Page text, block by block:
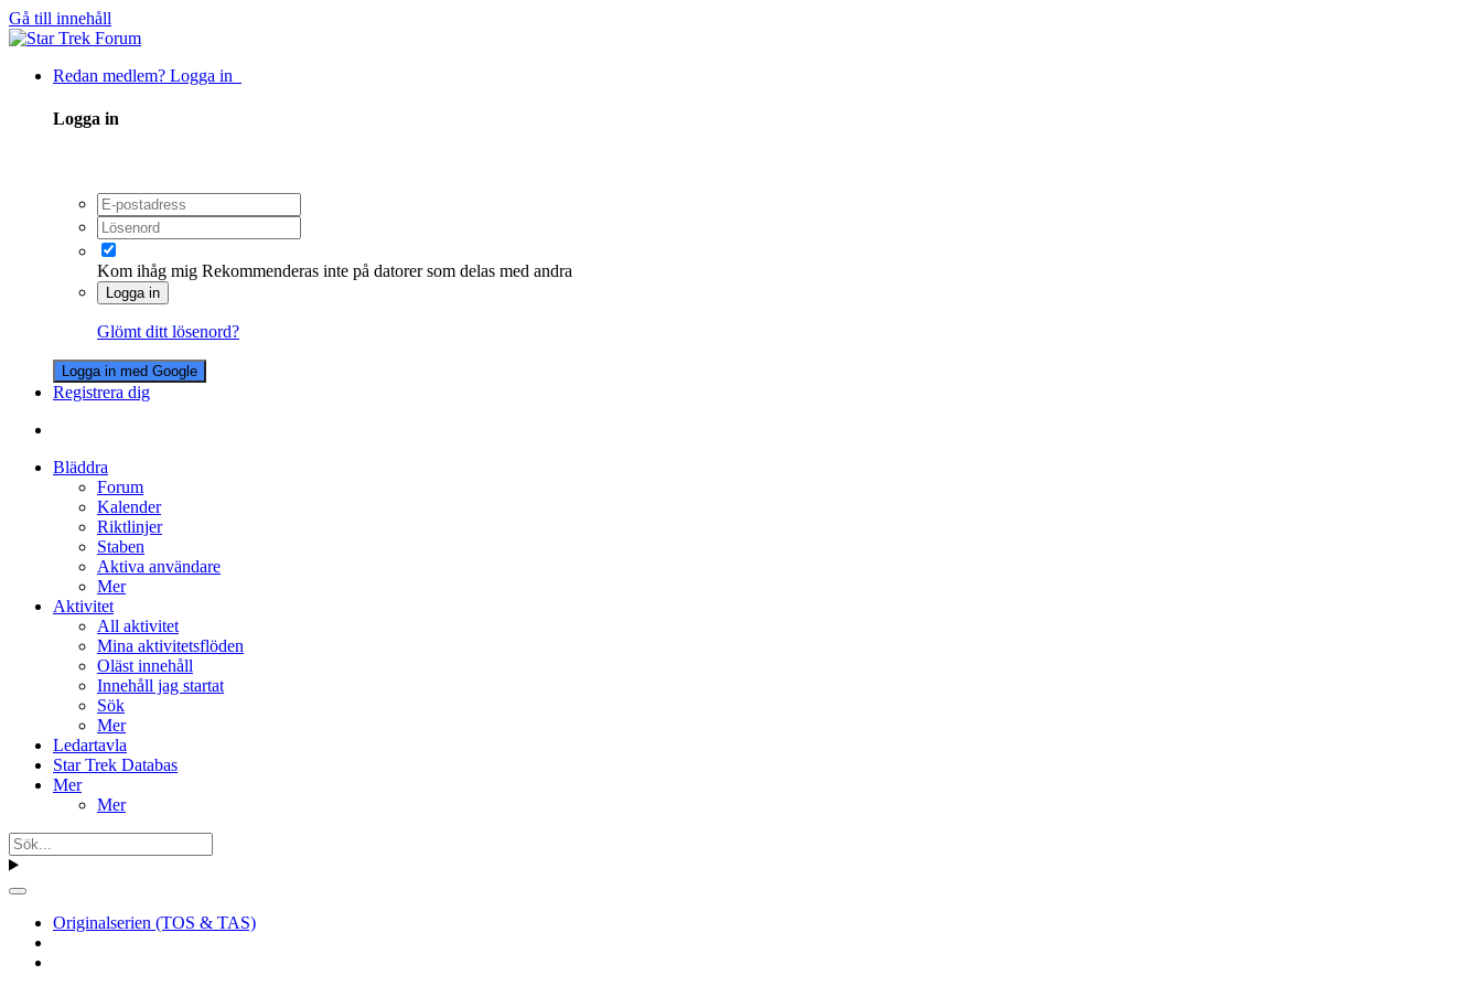
Gå till innehåll
Redan medlem? Logga in
Logga in
Kom ihåg mig Rekommenderas inte på datorer som delas med andra
Logga in
Glömt ditt lösenord?
Logga in med Google
Registrera dig
Bläddra
Forum
Kalender
Riktlinjer
Staben
Aktiva användare
Mer
Aktivitet
All aktivitet
Mina aktivitetsflöden
Oläst innehåll
Innehåll jag startat
Sök
Mer
Ledartavla
Star Trek Databas
Mer
Mer
Originalserien (TOS & TAS)